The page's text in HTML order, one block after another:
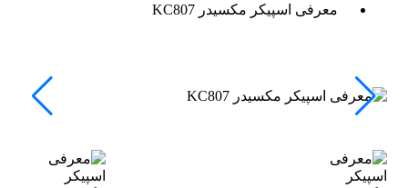
معرفی اسپیکر مکسیدر KC807